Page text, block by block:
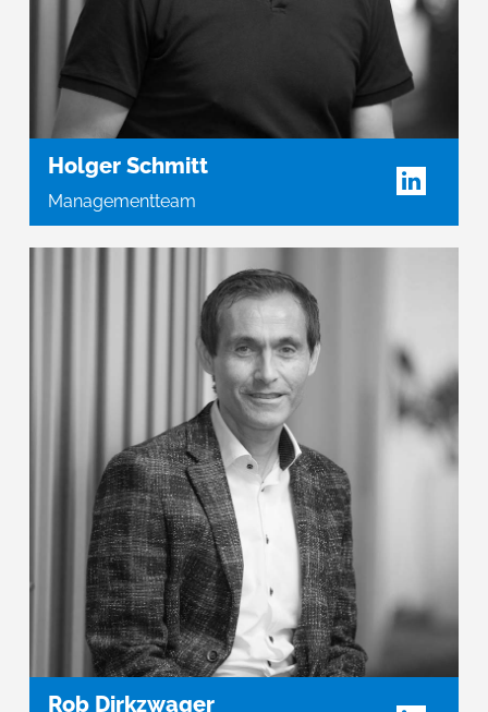
Holger Schmitt
Managementteam
Rob Dirkzwager